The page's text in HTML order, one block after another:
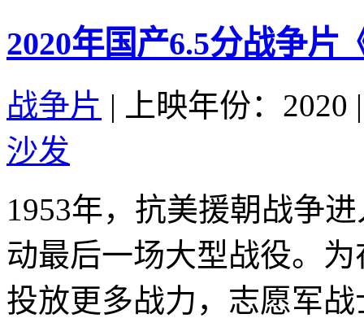
2020年国产6.5分战争片
战争片 | 上映年份：2020 |
沙发
1953年，抗美援朝战争
动最后一场大型战役。
投放更多战力，志愿军